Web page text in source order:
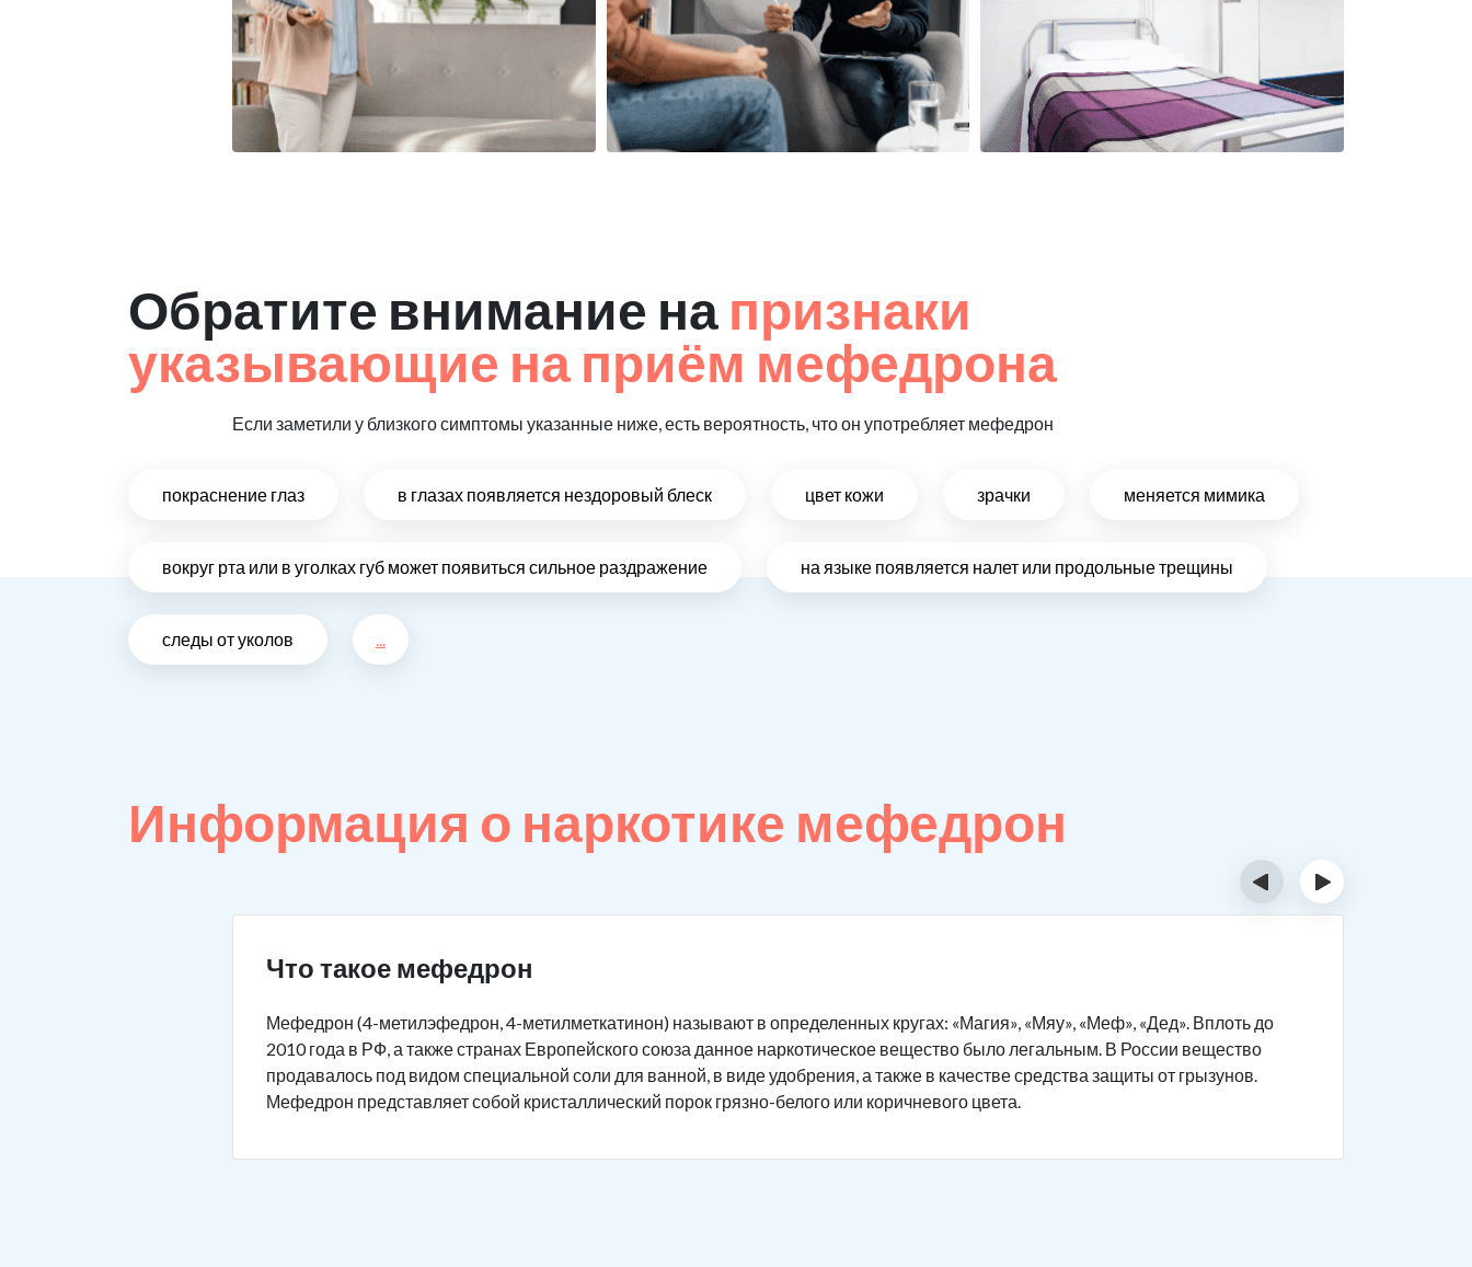
Обратите внимание на признаки
указывающие на приём мефедрона
Если заметили у близкого симптомы указанные ниже, есть вероятность, что он употребляет мефедрон
покраснение глаз в глазах появляется нездоровый блеск цвет кожи зрачки меняется мимика
вокруг рта или в уголках губ может появиться сильное раздражение на языке появляется налет или продольные трещины
следы от уколов ...
Информация о наркотике мефедрон
Что такое мефедрон
Мефедрон (4-метилэфедрон, 4-метилметкатинон) называют в определенных кругах: «Магия», «Мяу», «Меф», «Дед». Вплоть до
2010 года в РФ, а также странах Европейского союза данное наркотическое вещество было легальным. В России вещество
продавалось под видом специальной соли для ванной, в виде удобрения, а также в качестве средства защиты от грызунов.
Мефедрон представляет собой кристаллический порок грязно-белого или коричневого цвета.
‹ ›